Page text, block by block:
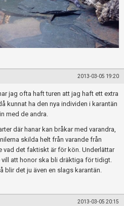
2013-03-05 19:20
jag ofta haft turen att jag haft ett extra
kunnat ha den nya individen i karantän
med de andra.
där hanar kan bråkar med varandra,
skilda helt från varande från
vad det faktiskt är för kön. Underlättar
vill att honor ska bli dräktiga för tidigt.
blir det ju även en slags karantän.
2013-03-05 20:15